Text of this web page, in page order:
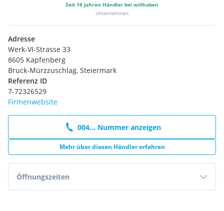
Seit 16 Jahren Händler bei willhaben
Unternehmen
Adresse
Werk-VI-Strasse 33
8605 Kapfenberg
Bruck-Mürzzuschlag, Steiermark
Referenz ID
7-72326529
Firmenwebsite
004... Nummer anzeigen
Mehr über diesen Händler erfahren
Öffnungszeiten